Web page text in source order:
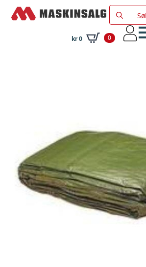
Search
for:
kr0 0